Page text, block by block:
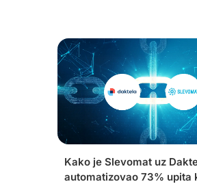
Kako je Slevomat uz
automatizovao 73% upita